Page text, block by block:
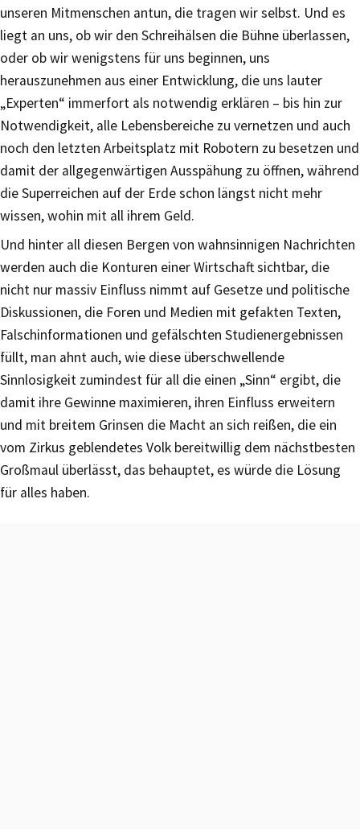
unseren Mitmenschen antun, die tragen wir selbst. Und es
liegt an uns, ob wir den Schreihälsen die Bühne überlassen,
oder ob wir wenigstens für uns beginnen, uns
herauszunehmen aus einer Entwicklung, die uns lauter
„Experten“ immerfort als notwendig erklären – bis hin zur
Notwendigkeit, alle Lebensbereiche zu vernetzen und auch
noch den letzten Arbeitsplatz mit Robotern zu besetzen und
damit der allgegenwärtigen Ausspähung zu öffnen, während
die Superreichen auf der Erde schon längst nicht mehr
wissen, wohin mit all ihrem Geld.
Und hinter all diesen Bergen von wahnsinnigen Nachrichten
werden auch die Konturen einer Wirtschaft sichtbar, die
nicht nur massiv Einfluss nimmt auf Gesetze und politische
Diskussionen, die Foren und Medien mit gefakten Texten,
Falschinformationen und gefälschten Studienergebnissen
füllt, man ahnt auch, wie diese überschwellende
Sinnlosigkeit zumindest für all die einen „Sinn“ ergibt, die
damit ihre Gewinne maximieren, ihren Einfluss erweitern
und mit breitem Grinsen die Macht an sich reißen, die ein
vom Zirkus geblendetes Volk bereitwillig dem nächstbesten
Großmaul überlässt, das behauptet, es würde die Lösung
für alles haben.